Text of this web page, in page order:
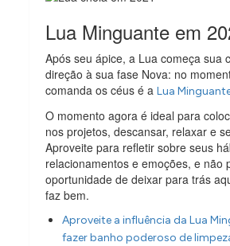
Lua Minguante em
Após seu ápice, a Lua começa sua
direção à sua fase Nova: no
comanda os céus é aLua
O momento agora é ideal para
nos projetos, descansar, relaxar e
Aproveite para refletir sobre seus
relacionamentos e emoções, e não
oportunidade de deixar para trás
faz bem.
Aproveite a influência da Lua
fazer banho poderoso de